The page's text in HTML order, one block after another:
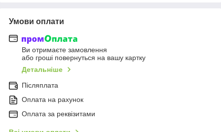
Умови оплати
Ви отримаєте замовлення
або гроші повернуться на вашу картку
Детальніше
Післяплата
Оплата на рахунок
Оплата за реквізитами